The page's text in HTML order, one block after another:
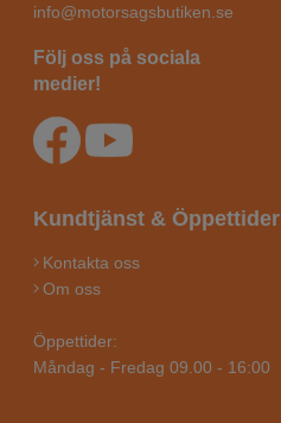
info@motorsagsbutiken.se
Följ oss på sociala
medier!
Kundtjänst & Öppettider
Kontakta oss
Om oss
Öppettider:
Måndag - Fredag 09.00 - 16:00